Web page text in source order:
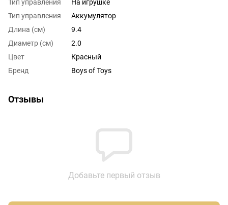
Тип управления
На игрушке
Тип управления
Аккумулятор
Длина (см)
9.4
Диаметр (см)
2.0
Цвет
Красный
Бренд
Boys of Toys
Отзывы
Добавьте первый отзыв